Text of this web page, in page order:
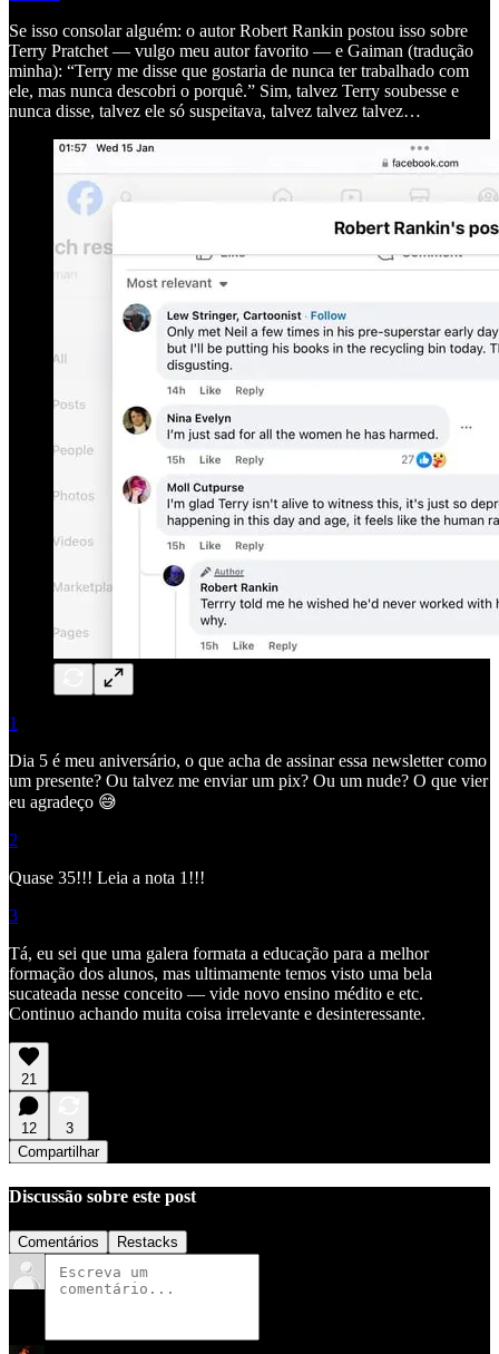
Se isso consolar alguém: o autor Robert Rankin postou isso sobre
Terry Pratchet — vulgo meu autor favorito — e Gaiman (tradução
minha): “Terry me disse que gostaria de nunca ter trabalhado com
ele, mas nunca descobri o porquê.” Sim, talvez Terry soubesse e
nunca disse, talvez ele só suspeitava, talvez talvez talvez…
1
Dia 5 é meu aniversário, o que acha de assinar essa newsletter como
um presente? Ou talvez me enviar um pix? Ou um nude? O que vier
eu agradeço 😅
2
Quase 35!!! Leia a nota 1!!!
3
Tá, eu sei que uma galera formata a educação para a melhor
formação dos alunos, mas ultimamente temos visto uma bela
sucateada nesse conceito — vide novo ensino médito e etc.
Continuo achando muita coisa irrelevante e desinteressante.
21
12
3
Compartilhar
Discussão sobre este post
Comentários Restacks